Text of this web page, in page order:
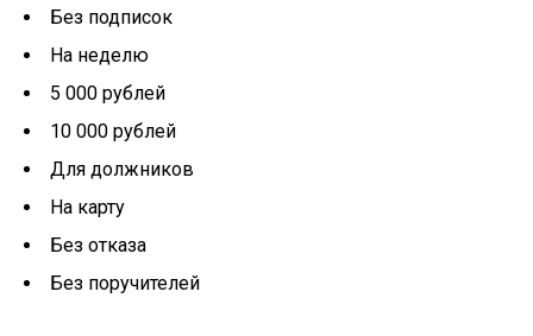
Без подписок
На неделю
5 000 рублей
10 000 рублей
Для должников
На карту
Без отказа
Без поручителей